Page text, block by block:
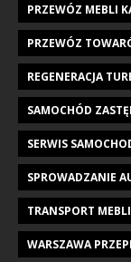
PRZEWÓZ MEBLI
PRZEWÓZ
REGENERACJA
SAMOCHÓD
SERWIS
SPROWADZANIE
TRANSPORT
WARSZAWA